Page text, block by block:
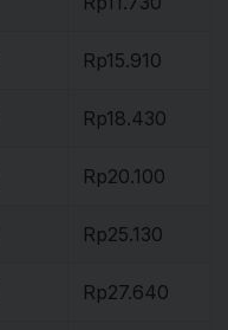
Rp15.910
Rp18.430
Rp20.100
Rp25.130
Rp27.640